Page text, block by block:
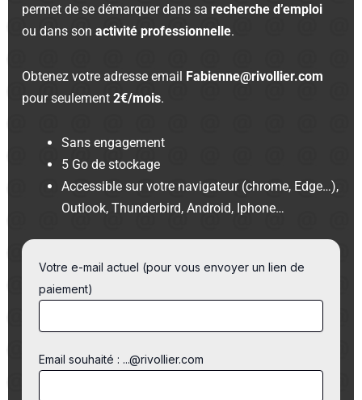
permet de se démarquer dans sarecherche d’emploi
ou dans sonactivité professionnelle.
Obtenez votre adresse email Fabienne@rivollier.com
pour seulement2€/mois.
Sans engagement
5 Go de stockage
Accessible sur votre navigateur (chrome, Edge…),
Outlook, Thunderbird, Android, Iphone…
Votre e-mail actuel (pour vous envoyer un lien de
paiement)
Email souhaité : ...@rivollier.com